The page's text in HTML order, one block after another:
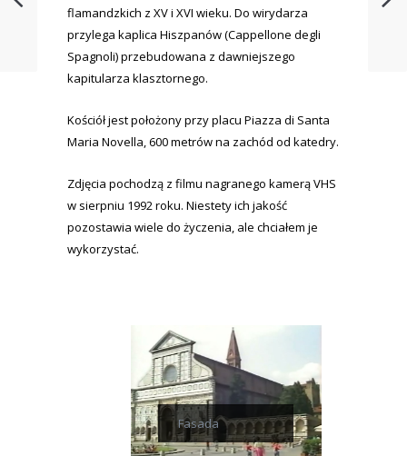
flamandzkich z XV i XVI wieku. Do wirydarza
przylega kaplica Hiszpanów (Cappellone degli
Spagnoli) przebudowana z dawniejszego
kapitularza klasztornego.
Kościół jest położony przy placu Piazza di Santa
Maria Novella, 600 metrów na zachód od katedry.
Zdjęcia pochodzą z filmu nagranego kamerą VHS
w sierpniu 1992 roku. Niestety ich jakość
pozostawia wiele do życzenia, ale chciałem je
wykorzystać.
Fasada